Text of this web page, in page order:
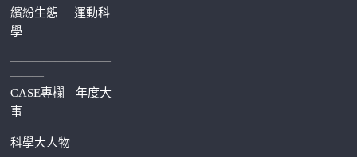
繽紛生態運動科
學
—————————
———
CASE專欄
年度大
事
科學大人物